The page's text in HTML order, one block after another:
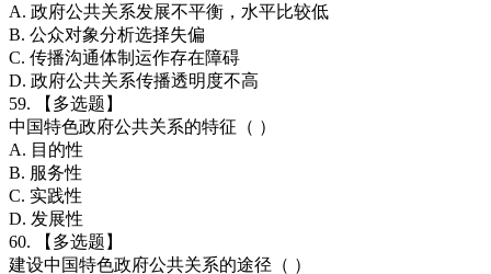
A. 政府公共关系发展不平衡，水平比较低
B. 公众对象分析选择失偏
C. 传播沟通体制运作存在障碍
D. 政府公共关系传播透明度不高
59. 【多选题】
中国特色政府公共关系的特征（ ）
A. 目的性
B. 服务性
C. 实践性
D. 发展性
60. 【多选题】
建设中国特色政府公共关系的途径（ ）